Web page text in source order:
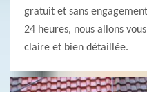
gratuit et sans
24 heures, nous allons
claire et bien détaillée.